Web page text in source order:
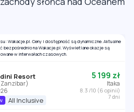
Wakacje.pl. Ceny i dostępność są dynamiczne. Aktualne
bezpośrednio na Wakacje.pl. Wyświetlane okazje są
w interwałach czasowych.
Resort
All Inclusive
5 199 zł
Itaka
8.3 /10 (6 opinii)
7 dni